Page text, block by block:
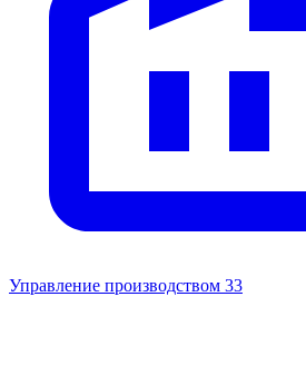
Управление производством 33